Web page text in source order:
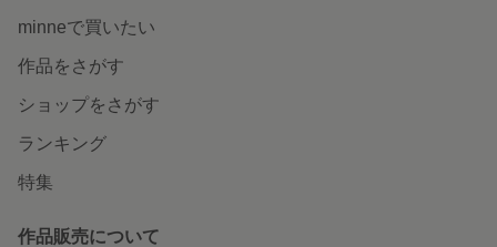
minneで買いたい
作品をさがす
ショップをさがす
ランキング
特集
作品販売について